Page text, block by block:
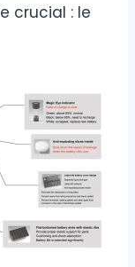
crucial : le